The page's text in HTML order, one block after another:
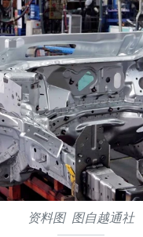
资料图 图自越通社